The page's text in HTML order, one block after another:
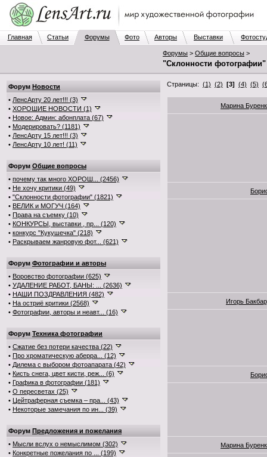
Главная Статьи Форумы Фото Авторы Выставки
Форумы > Общие вопросы >
"Склонности фотографии"
Форум Новости
• ЛенсАрту 20 лет!!! (3)
• ХОРОШИЕ НОВОСТИ (1)
• Новое: Админ: абонплата (67)
• Модерировать? (1181)
• ЛенсАрту 15 лет!!! (3)
• ЛенсАрту 10 лет! (11)
Форум Общие вопросы
• почему так много ХОРОШ... (2456)
• Не хочу критики (49)
• "Склонности фотографии" (1821)
• ВЕЛИК и МОГУЧ (164)
• Права на съемку (10)
• КОНКУРСЫ, выставки , пр... (120)
• конкурс "Кукушечка" (218)
• Раскрываем жанровую фот... (621)
Форум Фотографии и авторы
• Воровство фотографии (625)
• УДАЛЕНИЕ РАБОТ, БАНЫ: ... (2636)
• НАШИ ПОЗДРАВЛЕНИЯ (482)
• На остриё критики (2568)
• Фотографии, авторы и неавт... (16)
Форум Техника фотографии
• Сжатие без потери качества (22)
• Про хроматическую аберра... (12)
• Дилема с выбором фотоапарата (42)
• Кисть снега, цвет кисти, реж... (6)
• Графика в фотографии (181)
• О пересветах (25)
• Цейтраферная съемка – пра... (43)
• Некоторые замечания по ин... (39)
Форум Предложения и пожелания
• Мысли вслух о немыслимом (302)
• Конкретные пожелания по ... (199)
Страницы: (1) (2) [3] (4) (5)
Марина
Игорь
Марина